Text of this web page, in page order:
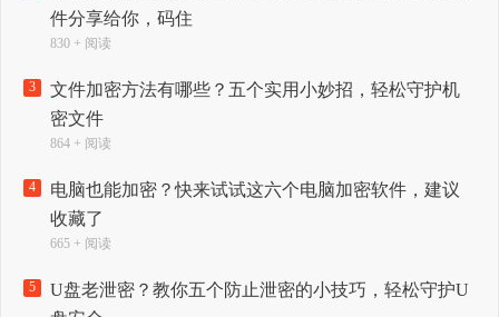
件分享给你，码住
830 + 阅读
3
文件加密方法有哪些？五个实用小妙招，轻松守护机
密文件
864 + 阅读
4
电脑也能加密？快来试试这六个电脑加密软件，建议
收藏了
665 + 阅读
5
U盘老泄密？教你五个防止泄密的小技巧，轻松守护U